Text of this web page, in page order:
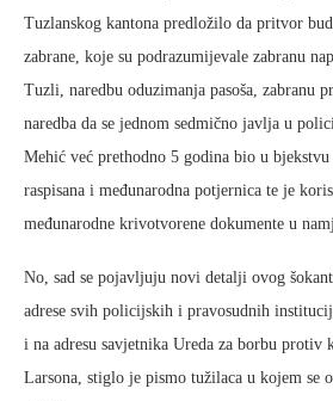
Tuzlanskog kantona predložilo da pritvor
zabrane, koje su podrazumijevale zabranu
Tuzli, naredbu oduzimanja pasoša, zabranu
naredba da se jednom sedmično javlja u
Mehić već prethodno 5 godina bio u
raspisana i međunarodna potjernica te je
međunarodne krivotvorene dokumente u
No, sad se pojavljuju novi detalji ovog
adrese svih policijskih i pravosudnih
i na adresu savjetnika Ureda za borbu protiv
Larsona, stiglo je pismo tužilaca u kojem se